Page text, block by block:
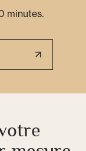
minutes.